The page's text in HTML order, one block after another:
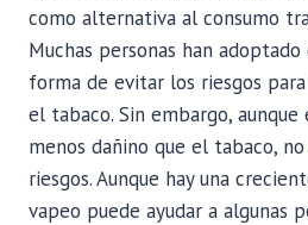
como alternativa al consumo
Muchas personas han
forma de evitar los riesgos
el tabaco. Sin embargo,
menos dañino que el tabaco,
riesgos. Aunque hay una
vapeo puede ayudar a algunas